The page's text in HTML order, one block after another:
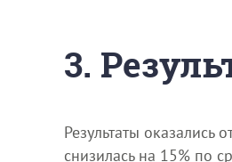
3.
Результаты
снизилась на 15% по